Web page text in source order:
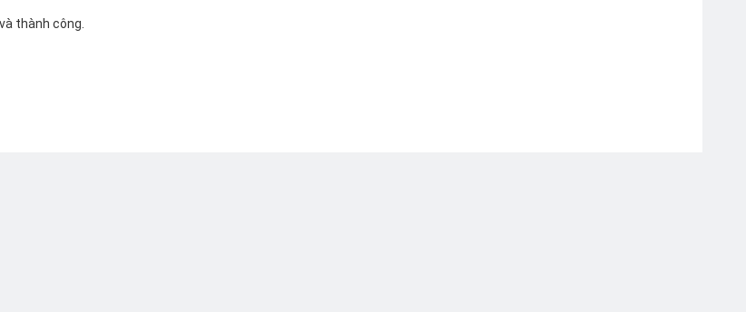
thành công.